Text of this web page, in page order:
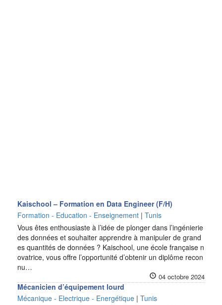
Kaischool – Formation en Data Engineer (F/H)
Formation - Education - Enseignement | Tunis
Vous êtes enthousiaste à l’idée de plonger dans l’ingénierie
des données et souhaiter apprendre à manipuler de grand
es quantités de données ? Kaischool, une école française n
ovatrice, vous offre l’opportunité d’obtenir un diplôme recon
nu…
04 octobre 2024
Mécanicien d’équipement lourd
Mécanique - Electrique - Energétique | Tunis